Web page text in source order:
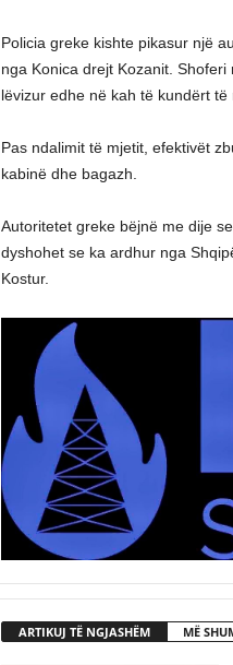
Policia greke kishte pikasur një
nga Konica drejt Kozanit.
lëvizur edhe në kah të kundërt të
Pas ndalimit të mjetit, efektivët
kabinë dhe bagazh.
Autoritetet greke bëjnë me dije
dyshohet se ka ardhur nga
Kostur.
ARTIKUJ TË NGJASHËM MË